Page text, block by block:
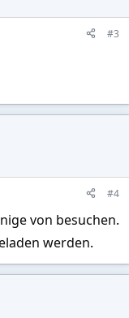
#3
#4
von besuchen.
werden.